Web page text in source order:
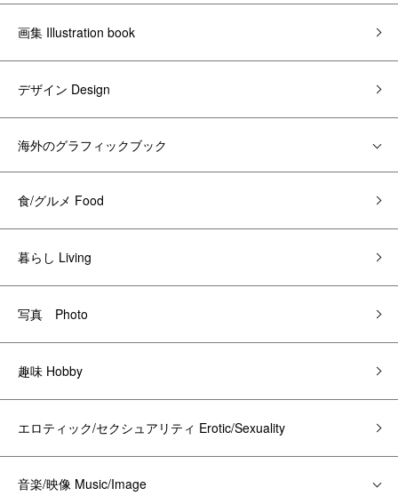
画集 Illustration book
デザイン Design
海外のグラフィックブック
食/グルメ Food
暮らし Living
写真 Photo
趣味 Hobby
エロティック/セクシュアリティ Erotic/Sexuality
音楽/映像 Music/Image